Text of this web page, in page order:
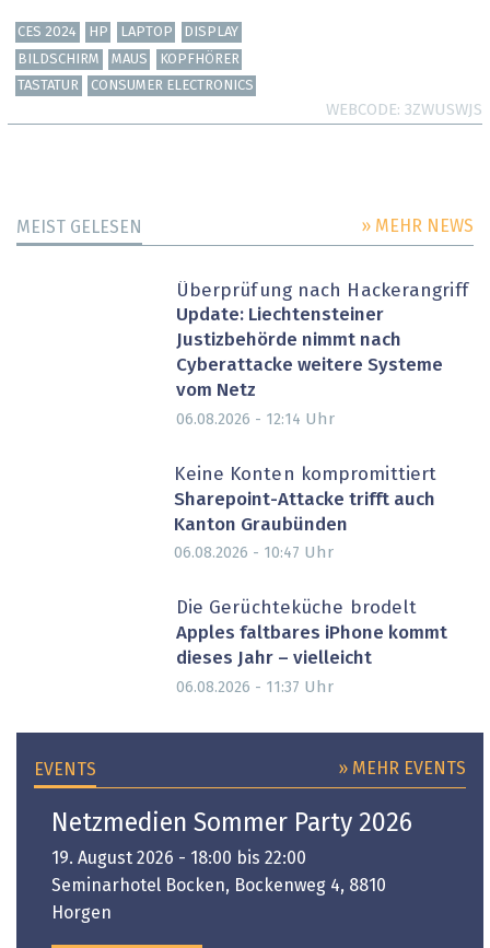
CES 2024 HP LAPTOP
DISPLAY
BILDSCHIRM
MAUS
KOPFHÖRER
TASTATUR
CONSUMER ELECTRONICS
WEBCODE 3ZWUSWJS
MEIST GELESEN » MEHR NEWS
Überprüfung nach Hackerangriff
Update: Liechtensteiner
Justizbehörde nimmt nach
Cyberattacke weitere Systeme
vom Netz
06.08.2026 - 12:14 Uhr
Keine Konten kompromittiert
Sharepoint-Attacke trifft auch
Kanton Graubünden
06.08.2026 - 10:47 Uhr
Die Gerüchteküche brodelt
Apples faltbares iPhone kommt
dieses Jahr – vielleicht
06.08.2026 - 11:37 Uhr
EVENTS » MEHR EVENTS
Netzmedien Sommer Party 2026
19. August 2026 - 18:00 bis 22:00
Seminarhotel Bocken, Bockenweg 4, 8810
Horgen